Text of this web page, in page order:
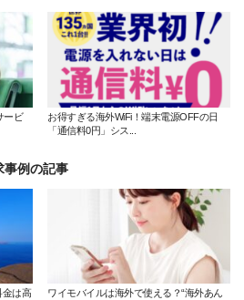
ービ
お得すぎる海外WiFi！端末電源OFFの日
「通信料0円」シス...
事例の記事
金は高
ワイモバイルは海外で使える？“海外あん